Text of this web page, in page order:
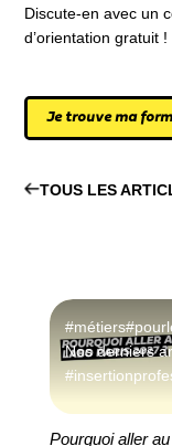
Discute-en avec un
d’orientation gratuit !
Je trouve ma
TOUS LES
#métiers
Nos derniers
Pourquoi aller